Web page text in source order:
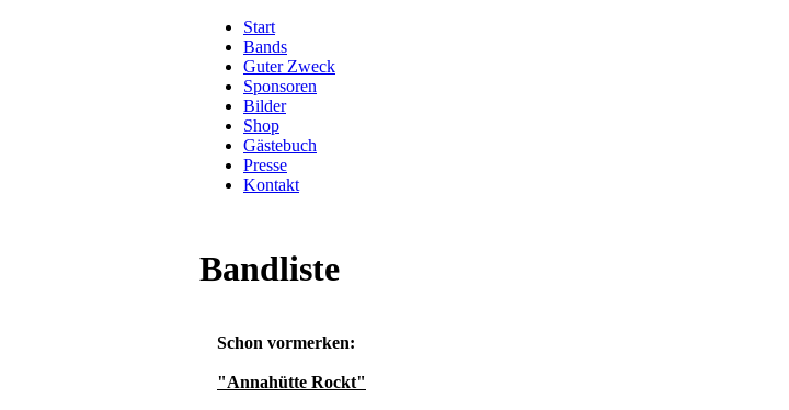
Start
Bands
Guter Zweck
Sponsoren
Bilder
Shop
Gästebuch
Presse
Kontakt
Bandliste
Schon vormerken:
"Annahütte Rockt"